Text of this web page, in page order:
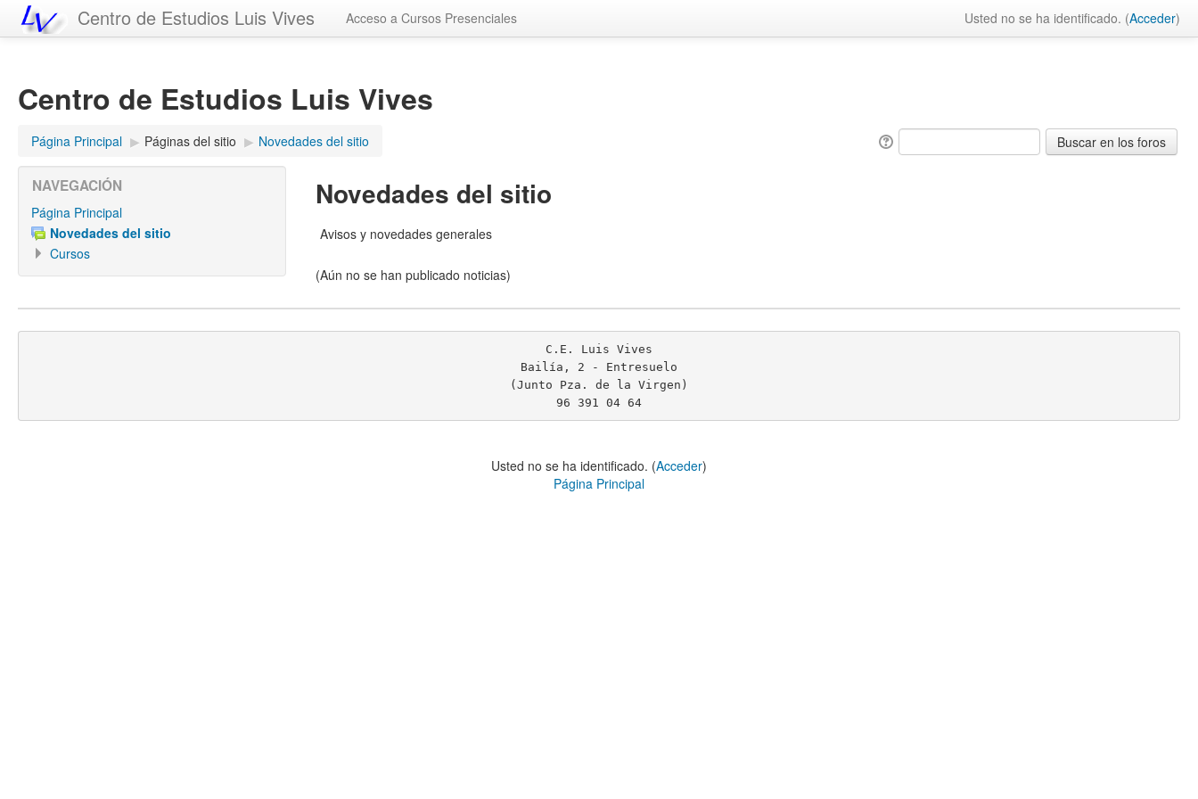
Centro de Estudios Luis Vives Usted no se ha identificado. (Acceder)
Acceso a Cursos Presenciales
Centro de Estudios Luis Vives
Página Principal ▶︎ Páginas del sitio ▶︎ Novedades del sitio
Novedades del sitio
Avisos y novedades generales
(Aún no se han publicado noticias)
NAVEGACIÓN
Página Principal
Novedades del sitio
Cursos
C.E. Luis Vives
Bailía, 2 - Entresuelo
(Junto Pza. de la Virgen)
96 391 04 64
Usted no se ha identificado. (Acceder)
Página Principal